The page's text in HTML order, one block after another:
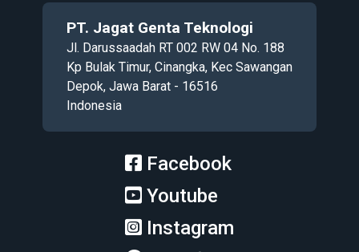
PT. Jagat Genta Teknologi
Jl. Darussaadah RT 002 RW 04 No. 188
Kp Bulak Timur, Cinangka, Kec Sawangan
Depok, Jawa Barat - 16516
Indonesia
Facebook
Youtube
Instagram